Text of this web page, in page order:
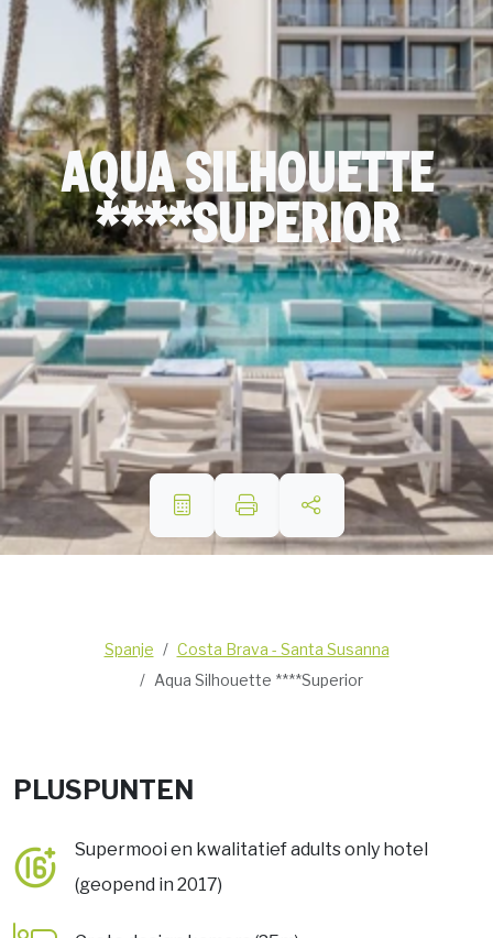
AQUA SILHOUETTE
****SUPERIOR
Spanje
Costa Brava - Santa Susanna
Aqua Silhouette ****Superior
PLUSPUNTEN
Supermooi en kwalitatief adults only hotel
(geopend in 2017)